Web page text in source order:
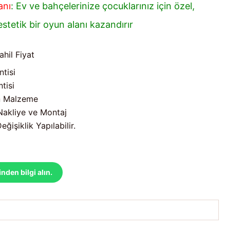
: Ev ve bahçelerinize çocuklarınız için özel,
bir oyun alanı kazandırır
Fiyat
Malzeme
ve Montaj
Yapılabilir.
bilgi alın.